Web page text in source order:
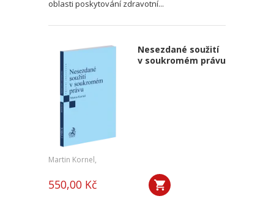
oblasti poskytování zdravotní...
Nesezdané soužití
v soukromém právu
Martin Kornel,
550,00 Kč